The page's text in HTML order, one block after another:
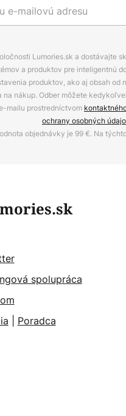
Lumories.sk a dostávajte
a produktov pre inteligentnú
produktov, ako aj obsah od
nákup. Odber môžete
mailu prostredníctvom
ochrany osobných
objednávky je 99 €. Na
spolupráca
Poradca